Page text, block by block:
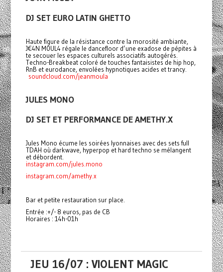
DJ SET EURO LATIN GHETTO
Haute figure de la résistance contre la morosité ambiante,
J€4N M0UL4 régale le dancefloor d’une exadose de pépites à
te secouer les espaces culturels associatifs autogérés.
Techno-Breakbeat coloré de touches fantaisistes de hip hop,
RnB et eurodance, envolées hypnotiques acides et trancy.
soundcloud.com/jeanmoula
JULES MONO
DJ SET ET PERFORMANCE DE AMETHY.X
Jules Mono écume les soirées lyonnaises avec des sets full
TDAH où darkwave, hyperpop et hard techno se mélangent
et débordent.
instagram.com/jules.mono
instagram.com/amethy.x
Bar et petite restauration sur place.
Entrée :+/- 8 euros, pas de CB
Horaires : 14h-01h
JEU 16/07 : VIOLENT MAGIC